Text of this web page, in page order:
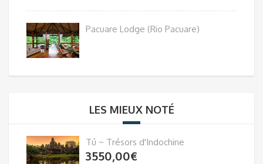
Pacuare Lodge (Rio Pacuare)
LES MIEUX NOTÉ
Tú ~ Trésors d'Indochine
3550,00€